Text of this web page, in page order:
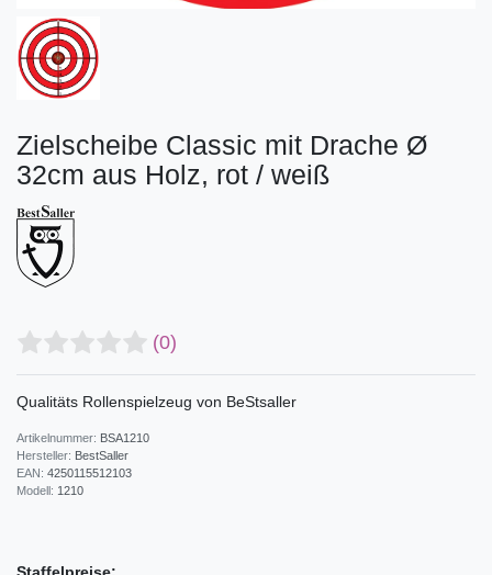
Zielscheibe Classic mit Drache Ø
32cm aus Holz, rot / weiß
(0)
Qualitäts Rollenspielzeug von BeStsaller
Artikelnummer: BSA1210
Hersteller: BestSaller
EAN: 4250115512103
Modell: 1210
Staffelpreise: